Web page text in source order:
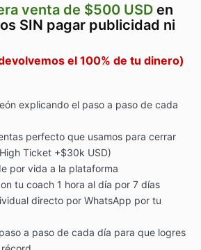
venta de $500 USDen
SIN pagar publicidad ni
el 100% de tu dinero)
explicando el paso a paso de cada
perfecto que usamos para cerrar
Ticket +$30k USD)
por vida a la plataforma
tu coach 1 hora al día por 7 días
directo por WhatsApp por tu
a paso de cada día para que logres